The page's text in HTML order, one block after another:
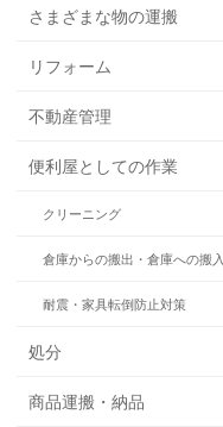
さまざまな物の運搬
リフォーム
不動産管理
便利屋としての作業
クリーニング
倉庫からの搬出・倉庫への搬入
耐震・家具転倒防止対策
処分
商品運搬・納品